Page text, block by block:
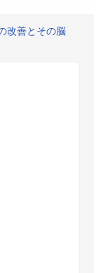
改善とその脳